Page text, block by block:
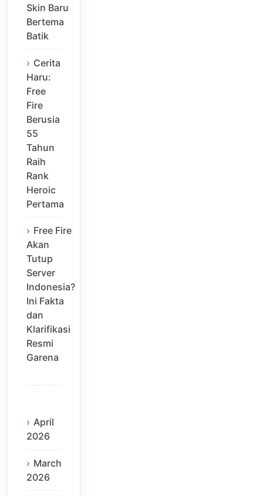
Skin Baru
Bertema
Batik
Cerita
Haru:
Free
Fire
Berusia
55
Tahun
Raih
Rank
Heroic
Pertama
Free Fire
Akan
Tutup
Server
Indonesia?
Ini Fakta
dan
Klarifikasi
Resmi
Garena
April
2026
March
2026